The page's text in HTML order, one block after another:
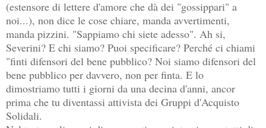
(estensore di lettere d'amore che dà dei "gossippari" a
noi...), non dice le cose chiare, manda avvertimenti,
manda pizzini. "Sappiamo chi siete adesso". Ah si,
Severini? E chi siamo? Puoi specificare? Perché ci chiami
"finti difensori del bene pubblico? Noi siamo difensori del
bene pubblico per davvero, non per finta. E lo
dimostriamo tutti i giorni da una decina d'anni, ancor
prima che tu diventassi attivista dei Gruppi d'Acquisto
Solidali.